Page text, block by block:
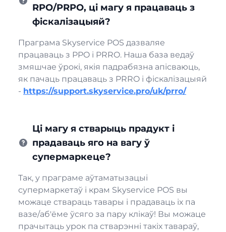
RPO/PRPO, ці магу я працаваць з
фіскалізацыяй?
Праграма Skyservice POS дазваляе
працаваць з PPO і PRRO. Наша база ведаў
змяшчае ўрокі, якія падрабязна апісваюць,
як пачаць працаваць з PRRO і фіскалізацыяй
- https://support.skyservice.pro/uk/prro/
Ці магу я стварыць прадукт і
прадаваць яго на вагу ў
супермаркеце?
Так, у праграме аўтаматызацыі
супермаркетаў і крам Skyservice POS вы
можаце ствараць тавары і прадаваць іх па
вазе/аб'ёме ўсяго за пару клікаў! Вы можаце
прачытаць урок па стварэнні такіх тавараў,